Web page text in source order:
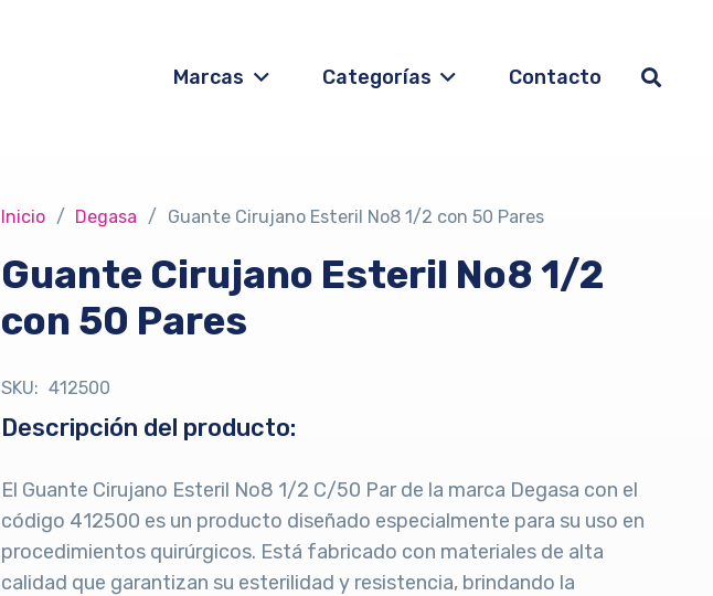
Marcas Categorías Contacto
Inicio / Degasa / Guante Cirujano Esteril No8 1/2 con 50 Pares
Guante Cirujano Esteril No8 1/2
con 50 Pares
SKU: 412500
Descripción del producto:
El Guante Cirujano Esteril No8 1/2 C/50 Par de la marca Degasa con el
código 412500 es un producto diseñado especialmente para su uso en
procedimientos quirúrgicos. Está fabricado con materiales de alta
calidad que garantizan su esterilidad y resistencia, brindando la